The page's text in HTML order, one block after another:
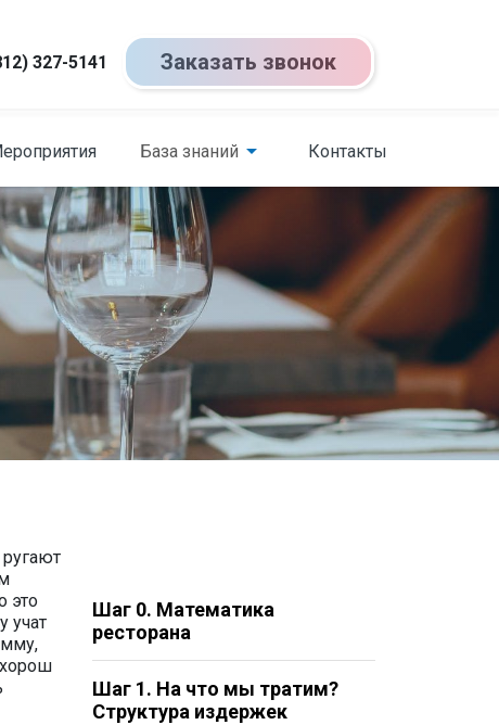
327-5141 Заказать звонок
База знаний Контакты
Шаг 0. Математика
ресторана
Шаг 1. На что мы тратим?
Структура издержек
ругают
это
учат
хорош